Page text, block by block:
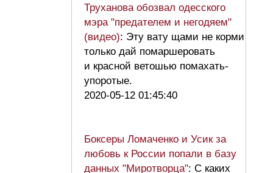
Труханова обозвал одесского
мэра "предателем и негодяем"
(видео): Эту вату щами не корми
только дай помаршеровать
и красной ветошью помахать-
упоротые.
2020-05-12 01:45:40
Боксеры Ломаченко и Усик за
любовь к России попали в базу
данных "Миротворца": С каких